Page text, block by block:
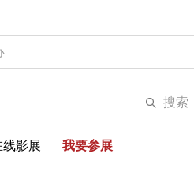
搜索
影展 我要参展